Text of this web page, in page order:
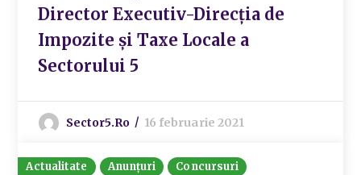
Director Executiv-Direcția de
Impozite și Taxe Locale a
Sectorului 5
Sector5.ro 16 februarie 2021
Actualitate Anunțuri Concursuri